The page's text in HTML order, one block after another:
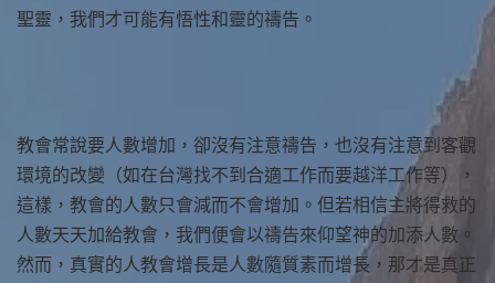
聖靈，我們才可能有悟性和靈的禱告。
教會常說要人數增加，卻沒有注意禱告，也沒有注意到客觀
環境的改變（如在台灣找不到合適工作而要越洋工作等），
這樣，教會的人數只會減而不會增加。但若相信主將得救的
人數天天加給教會，我們便會以禱告來仰望神的加添人數。
然而，真實的人教會增長是人數隨質素而增長，那才是真正